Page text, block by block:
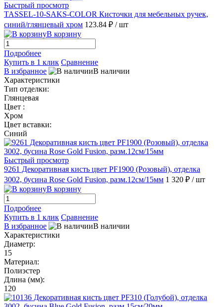
Быстрый просмотр
TASSEL-10-SAKS-COLOR Кисточки для мебельных ручек,
синий/глянцевый хром 123.84 ₽ / шт
В корзину
Подробнее
Купить в 1 клик Сравнение
В избранное
В наличии
Характеристики
Тип отделки:
Глянцевая
Цвет :
Хром
Цвет вставки:
Синий
Быстрый просмотр
9261 Декоративная кисть цвет PF1900 (Розовый), отделка
3002, бусина Rose Gold Fusion, разм.12см/15мм 1 320 ₽ / шт
В корзину
Подробнее
Купить в 1 клик Сравнение
В избранное
В наличии
Характеристики
Диаметр:
15
Материал:
Полиэстер
Длина (мм):
120